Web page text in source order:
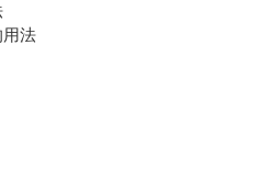
法